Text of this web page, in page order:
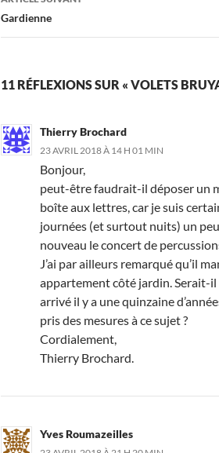
Gardienne
11 RÉFLEXIONS SUR « VOLETS
Thierry Brochard
23 AVRIL 2018 À 14 H 01 MIN
Bonjour,
peut-être faudrait-il déposer un
boîte aux lettres, car je suis
journées (et surtout nuits) un
nouveau le concert de
J’ai par ailleurs remarqué qu’il
appartement côté jardin. Serait-il
arrivé il y a une quinzaine
pris des mesures à ce sujet ?
Cordialement,
Thierry Brochard.
Yves Roumazeilles